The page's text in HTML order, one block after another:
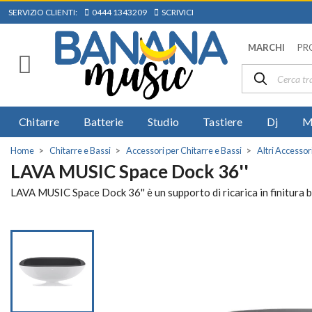
SERVIZIO CLIENTI: 0444 1343209 SCRIVICI
MARCHI
Chitarre Batterie Studio Tastiere Dj
Home Chitarre e Bassi Accessori per Chitarre e Bassi Altri
LAVA MUSIC Space Dock 36''
LAVA MUSIC Space Dock 36'' è un supporto di ricarica in